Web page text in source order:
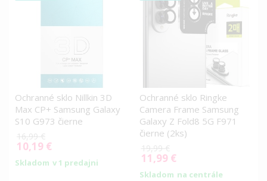
Ochranné sklo Nillkin 3D
Max CP+ Samsung Galaxy
S10 G973 čierne
16,99 €
Special
Price
10,19 €
Skladom v 1 predajni
Ochranné sklo Ringke
Camera Frame Samsung
Galaxy Z Fold8 5G F971
čierne (2ks)
19,99 €
Special
Price
11,99 €
Skladom na centrále